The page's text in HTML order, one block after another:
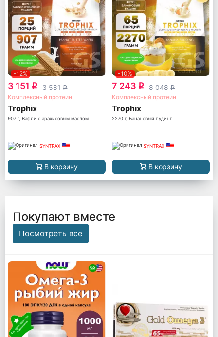
-12%
3 151 q 3 581q
Комплексный протеин
Trophix
907 г, Вафли с арахисовым маслом
SYNTRAX
В корзину
-10%
7 243 q 8 048q
Комплексный протеин
Trophix
2270 г, Банановый пудинг
SYNTRAX
В корзину
Покупают вместе
Посмотреть все